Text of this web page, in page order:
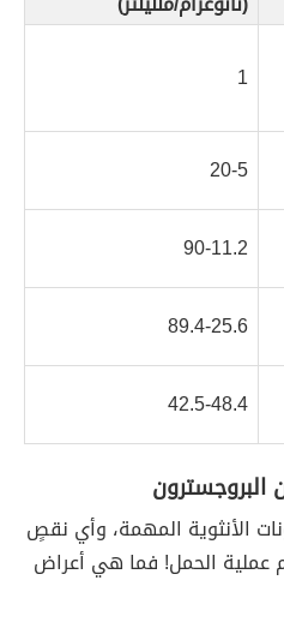
1
20-5
90-11.2
89.4-25.6
42.5-48.4
الأنثوية المهمة، وأي نقصٍ
عملية الحمل! فما هي أعراض